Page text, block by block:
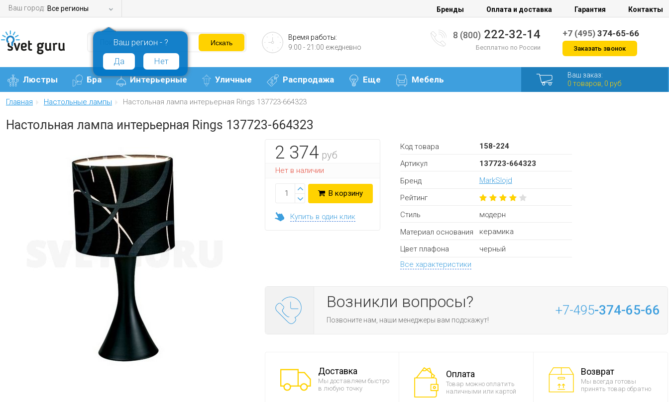
Ваш город: Все регионы
Ваш регион - ?
Да
Нет
Бренды Оплата и доставка Гарантия Контакты
Время работы:
9:00 - 21:00 ежедневно
8 (800) 222-32-14
Бесплатно по России
+7 (495)374-65-66
Заказать звонок
Люстры Бра Интерьерные Уличные Распродажа Еще Мебель
Ваш заказ:
0 товаров, 0 руб
Главная Настольные лампы Настольная лампа интерьерная Rings 137723-664323
Настольная лампа интерьерная Rings 137723-664323
2 374 руб
Нет в наличии
В корзину
Купить в один клик
Код товара
158-224
Артикул
137723-664323
Бренд
MarkSlojd
Рейтинг
Стиль
модерн
Материал основания
керамика
Цвет плафона
черный
Все характеристики
Возникли вопросы?
Позвоните нам, наши менеджеры вам подскажут!
+7-495-374-65-66
Доставка
Мы доставляем быстро
в любую точку
Оплата
Товар можно оплатить
наличными или картой
Возврат
Мы всегда готовы
принять товар обратно